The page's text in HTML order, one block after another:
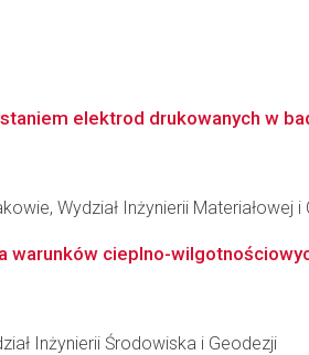
elektrod drukowanych w
Wydział Inżynierii Materiałowej i
cieplno-
Inżynierii Środowiska i Geodezji